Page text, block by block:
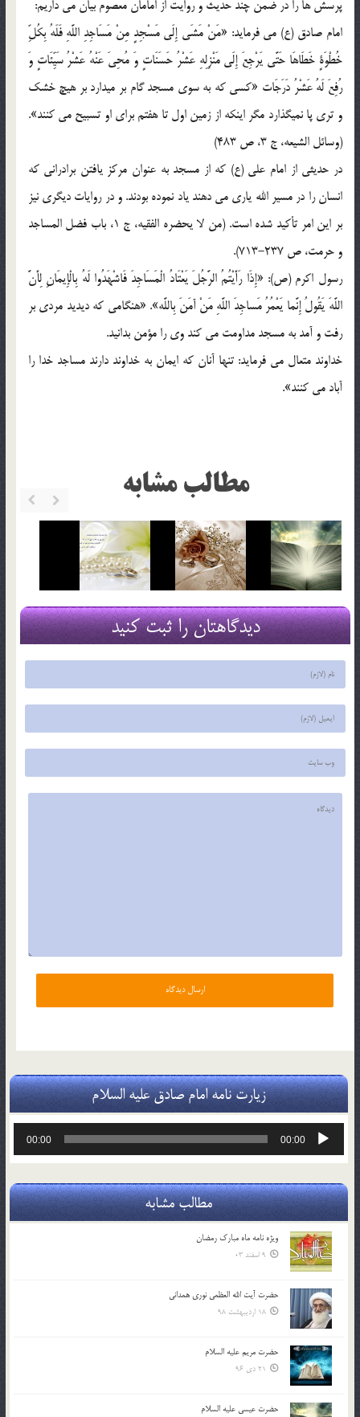
پرسش ها را در ضمن چند حدیث و روایت از امامان معصوم بیان می داریم:
امام صادق (ع) می فرماید: «مَنْ مَشَى إِلَى مَسْجِدٍ مِنْ مَسَاجِدِ اللَّهِ فَلَهُ بِکُلِّ
خُطْوَةٍ خَطَاهَا حَتَّى یَرْجِعَ إِلَى مَنْزِلِهِ عَشْرُ حَسَنَاتٍ وَ مُحِیَ عَنْهُ عَشْرُ سَیِّئَاتٍ وَ
رُفِعَ لَهُ عَشْرُ دَرَجَات «کسی که به سوی مسجد گام بر میدارد بر هیچ خشک
و تری پا نمیگذارد مگر اینکه از زمین اول تا هفتم برای او تسبیح می کنند».
(وسائل الشیعه، ج 3، ص 483)
در حدیثی از امام علی (ع) که از مسجد به عنوان مرکز یافتن برادرانی که
انسان را در مسیر الله یاری می دهند یاد نموده بودند. و در روایات دیگری نیز
بر این امر تأکید شده است. (من لا یحضره الفقیه، ج 1، باب فضل المساجد
و حرمت، ص 237-713).
رسول اکرم (ص): «إِذَا رَأَیْتُمُ الرَّجُلَ یَعْتَادُ الْمَسَاجِدَ فَاشْهَدُوا لَهُ بِالْإِیمَانِ لِأَنَّ
اللَّهَ یَقُولُ إِنَّما یَعْمُرُ مَساجِدَ اللَّهِ مَنْ آمَنَ بِاللَّه». «هنگامی که دیدید مردی بر
رفت و آمد به مسجد مداومت می کند وی را مؤمن بدانید.
خداوند متعال می فرماید: تنها آنان که ایمان به خداوند دارند مساجد خدا را
آباد می کنند».
مطالب مشابه
دیدگاهتان را ثبت کنید
زیارت نامه امام صادق علیه السلام
پخش‌کننده
00:00
00:00
مطالب مشابه
ویژه نامه ماه مبارک رمضان
9 اسفند 03
حضرت آیت الله العظمی نوری همدانی
18 اردیبهشت 98
حضرت مریم علیه السلام
21 دی 96
حضرت عیسی علیه السلام